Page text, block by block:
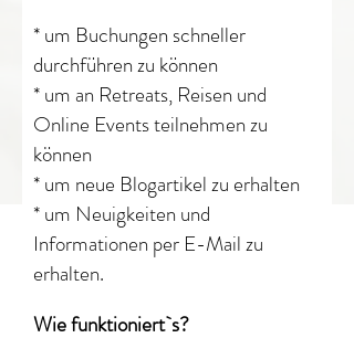
* um Buchungen schneller
durchführen zu können
​* um an Retreats, Reisen und
Online Events teilnehmen zu
können
* um neue Blogartikelzu erhalten
* um Neuigkeiten und
Informationen per E-Mail zu
erhalten​.
Wie funktioniert`s?